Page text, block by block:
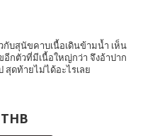
กับสุนัขคาบเนื้อเดินข้ามน้ำ เห็น
อีกตัวที่มีเนื้อใหญ่กว่า จึงอ้าปาก
สุดท้ายไม่ได้อะไรเลย